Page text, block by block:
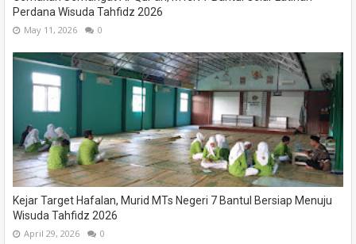
Perdana Wisuda Tahfidz 2026
May 11, 2026 0
Kejar Target Hafalan, Murid MTs Negeri 7 Bantul Bersiap Menuju
Wisuda Tahfidz 2026
April 29, 2026 0